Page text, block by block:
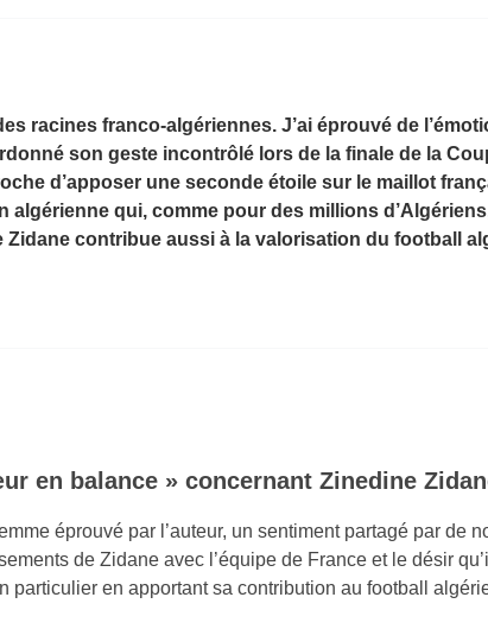
racines franco-algériennes. J’ai éprouvé de
son geste incontrôlé lors de la finale de la
d’apposer une seconde étoile sur le maillot
algérienne qui, comme pour des millions
Zidane contribue aussi à la valorisation du football
en balance » concernant Zinedine
éprouvé par l’auteur, un sentiment partagé par de
de Zidane avec l’équipe de France et le désir
particulier en apportant sa contribution au football